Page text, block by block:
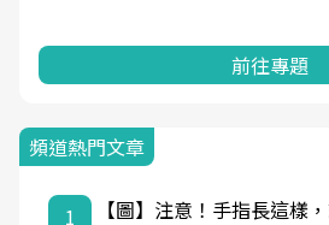
前往專題
頻道熱門文章
1
【圖】注意！手指長這樣